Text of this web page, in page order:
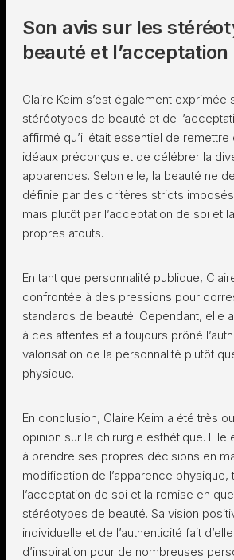
Son avis sur les
beauté et l’acceptation
Claire Keim s’est également exprimée
stéréotypes de beauté et de
affirmé qu’il était essentiel de
idéaux préconçus et de célébrer la
apparences. Selon elle, la beauté ne
définie par des critères stricts
mais plutôt par l’acceptation de soi et
propres atouts.
En tant que personnalité publique,
confrontée à des pressions pour
standards de beauté. Cependant, elle
à ces attentes et a toujours prôné
valorisation de la personnalité plutôt
physique.
En conclusion, Claire Keim a été très
opinion sur la chirurgie esthétique. Elle
à prendre ses propres décisions en
modification de l’apparence physique,
l’acceptation de soi et la remise en
stéréotypes de beauté. Sa vision
individuelle et de l’authenticité fait
d’inspiration pour de nombreuses